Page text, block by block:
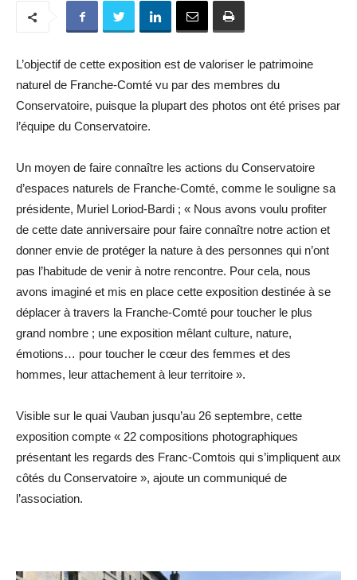
L’objectif de cette exposition est de valoriser le patrimoine
naturel de Franche-Comté vu par des membres du
Conservatoire, puisque la plupart des photos ont été prises par
l’équipe du Conservatoire.
Un moyen de faire connaître les actions du Conservatoire
d’espaces naturels de Franche-Comté, comme le souligne sa
présidente, Muriel Loriod-Bardi ; « Nous avons voulu profiter
de cette date anniversaire pour faire connaître notre action et
donner envie de protéger la nature à des personnes qui n’ont
pas l’habitude de venir à notre rencontre. Pour cela, nous
avons imaginé et mis en place cette exposition destinée à se
déplacer à travers la Franche-Comté pour toucher le plus
grand nombre ; une exposition mêlant culture, nature,
émotions… pour toucher le cœur des femmes et des
hommes, leur attachement à leur territoire ».
Visible sur le quai Vauban jusqu’au 26 septembre, cette
exposition compte « 22 compositions photographiques
présentant les regards des Franc-Comtois qui s’impliquent aux
côtés du Conservatoire », ajoute un communiqué de
l’association.